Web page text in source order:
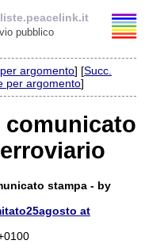
pubblico
argomento] [Succ.
per argomento]
comunicato
stampa - by
at